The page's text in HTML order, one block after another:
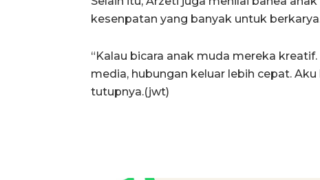
kesenpatan yang banyak untuk
“Kalau bicara anak muda mereka
media, hubungan keluar lebih cepat.
tutupnya.(jwt)